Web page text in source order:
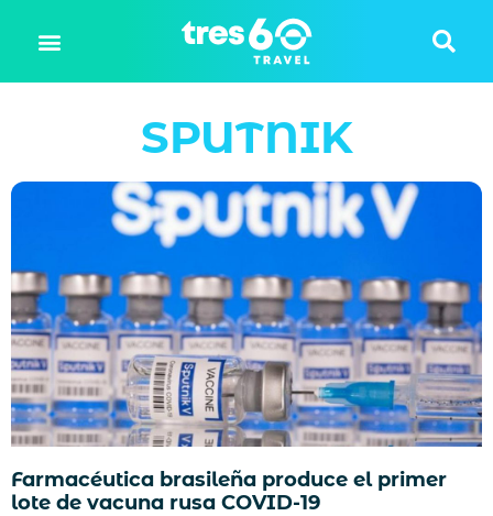
SPUTNIK
Farmacéutica brasileña produce el primer
lote de vacuna rusa COVID-19